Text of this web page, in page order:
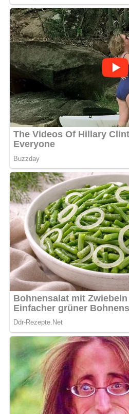
Nach: Aus der Schale geplaudert, Verlag für
Jetzt Sterne
bewerten
4.9/5(30 Bewertung)